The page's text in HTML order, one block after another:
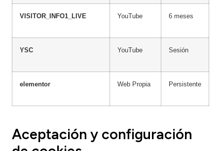
VISITOR_INFO1_LIVE YouTube 6 meses
YSC YouTube Sesión
elementor Web Propia Persistente
Aceptación y configuración